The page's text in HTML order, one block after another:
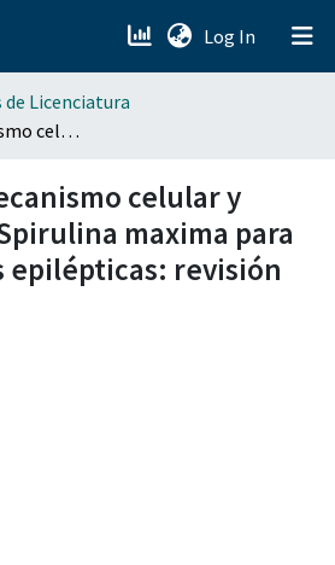
Log In (current)
de Licenciatura
Estudio del mecanismo celular y molecular de Spirulina maxima para prevenir crisis epilépticas: revisión bibliográfica
celular y
maxima para
epilépticas: revisión